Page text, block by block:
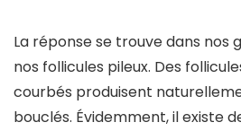
La réponse se trouve dans nos
nos follicules pileux. Des
courbés produisent
bouclés. Évidemment, il existe